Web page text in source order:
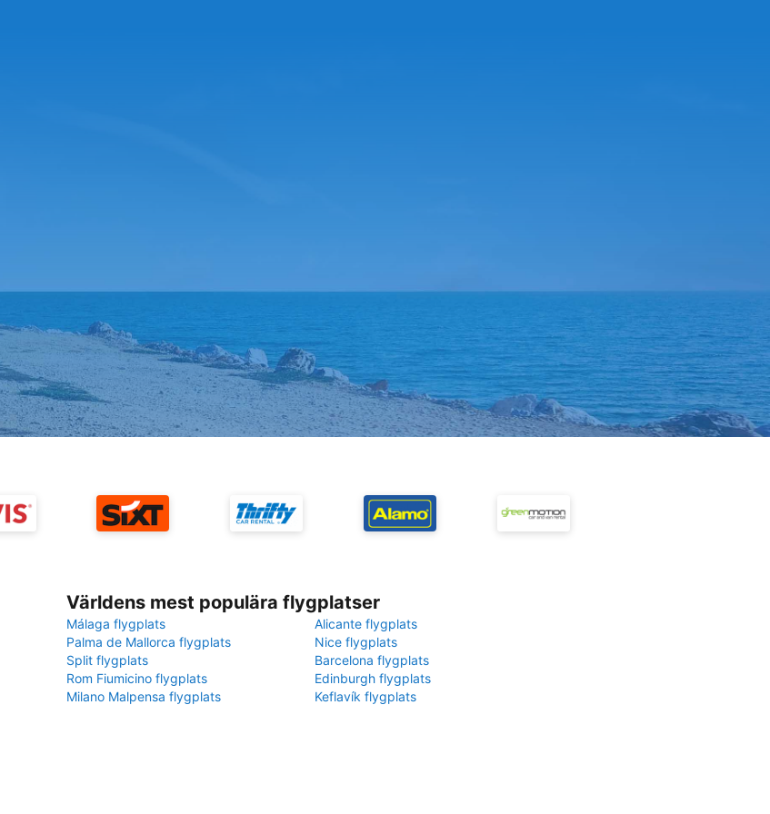
Världens mest populära flygplatser
Málaga flygplats
Alicante flygplats
Palma de Mallorca flygplats
Nice flygplats
Split flygplats
Barcelona flygplats
Rom Fiumicino flygplats
Edinburgh flygplats
Milano Malpensa flygplats
Keflavík flygplats